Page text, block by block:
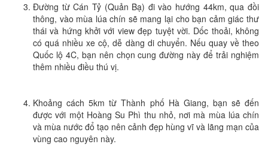
Đường từ Cán Tỷ (Quản Bạ) đi vào hướng 44km, qua đồi
thông, vào mùa lúa chín sẽ mang lại cho bạn cảm giác thư
thái và hứng khởi với view đẹp tuyệt vời. Dốc thoải, không
có quá nhiều xe cộ, dễ dàng di chuyển. Nếu quay về theo
Quốc lộ 4C, bạn nên chọn cung đường này để trải nghiệm
thêm nhiều điều thú vị.
Khoảng cách 5km từ Thành phố Hà Giang, bạn sẽ đến
được với một Hoàng Su Phì thu nhỏ, nơi mà mùa lúa chín
và mùa nước đổ tạo nên cảnh đẹp hùng vĩ và lãng mạn của
vùng cao nguyên này.